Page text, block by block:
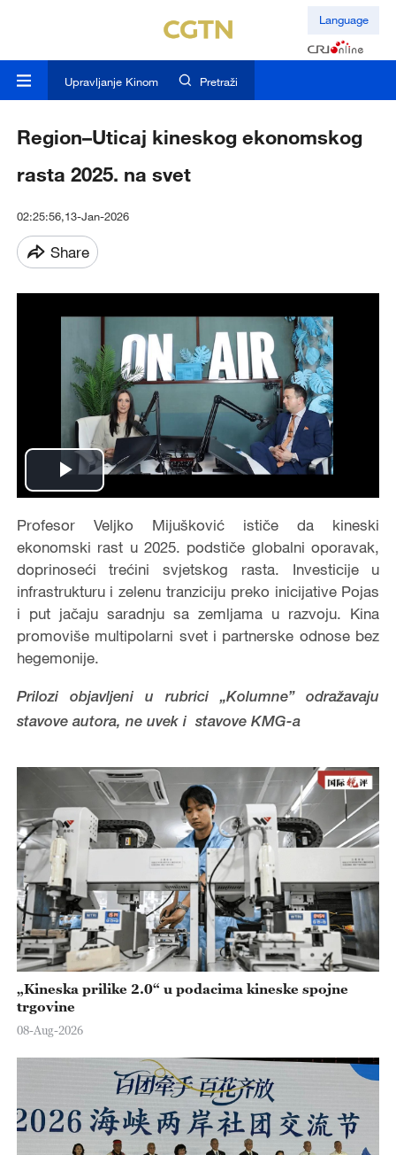
Language
Upravljanje Kinom Pretraži
Region–Uticaj kineskog ekonomskog
rasta 2025. na svet
02:25:56,13-Jan-2026
Share
Play
Video
Profesor Veljko Mijušković ističe da kineski
ekonomski rast u 2025. podstiče globalni oporavak,
doprinoseći trećini svjetskog rasta. Investicije u
infrastrukturu i zelenu tranziciju preko inicijative Pojas
i put jačaju saradnju sa zemljama u razvoju. Kina
promoviše multipolarni svet i partnerske odnose bez
hegemonije.
Prilozi objavljeni u rubrici „Kolumne” odražavaju
stavove autora, ne uvek i stavove KMG-a
„Kineska prilike 2.0“ u podacima kineske spojne
trgovine
08-Aug-2026